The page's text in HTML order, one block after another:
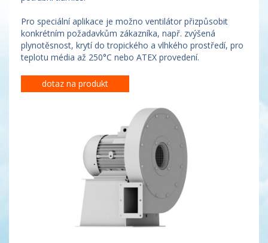
Pro speciální aplikace je možno ventilátor přizpůsobit
konkrétním požadavkům zákazníka, např. zvýšená
plynotěsnost, krytí do tropického a vlhkého prostředí, pro
teplotu média až 250°C nebo ATEX provedení.
dotaz na produkt